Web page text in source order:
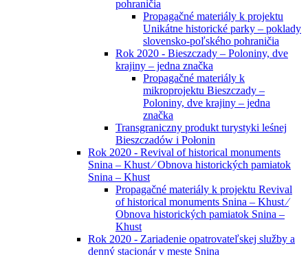
pohraničia
Propagačné materiály k projektu
Unikátne historické parky – poklady
slovensko-poľského pohraničia
Rok 2020 - Bieszczady – Poloniny, dve
krajiny – jedna značka
Propagačné materiály k
mikroprojektu Bieszczady –
Poloniny, dve krajiny – jedna
značka
Transgraniczny produkt turystyki leśnej
Bieszczadów i Połonin
Rok 2020 - Revival of historical monuments
Snina – Khust ⁄ Obnova historických pamiatok
Snina – Khust
Propagačné materiály k projektu Revival
of historical monuments Snina – Khust ⁄
Obnova historických pamiatok Snina –
Khust
Rok 2020 - Zariadenie opatrovateľskej služby a
denný stacionár v meste Snina